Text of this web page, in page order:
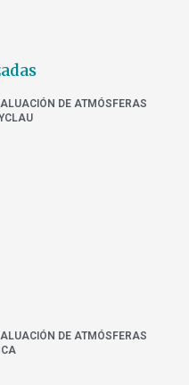
DE ATMÓSFERAS
DE ATMÓSFERAS